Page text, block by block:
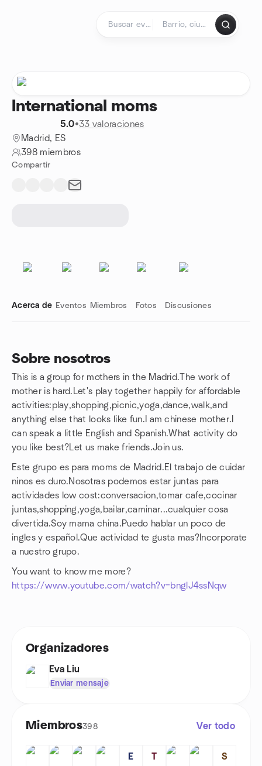
International moms
5.0•33 valoraciones
Madrid, ES
398 miembros
Compartir
Acerca de Eventos Miembros Fotos Discusiones
Sobre nosotros
This is a group for mothers in the Madrid.The work of
mother is hard.Let's play together happily for affordable
activities:play,shopping,picnic,yoga,dance,walk,and
anything else that looks like fun.I am chinese mother.I
can speak a little English and Spanish.What activity do
you like best?Let us make friends.Join us.
Este grupo es para moms de Madrid.El trabajo de cuidar
ninos es duro.Nosotras podemos estar juntas para
actividades low cost:conversacion,tomar cafe,cocinar
juntas,shopping,yoga,bailar,caminar...cualquier cosa
divertida.Soy mama china.Puedo hablar un poco de
ingles y español.Que actividad te gusta mas?Incorporate
a nuestro grupo.
You want to know me more?
https://www.youtube.com/watch?v=bnglJ4ssNqw
Enlaces de grupo
Organizadores
Eva Liu
Enviar mensaje
Miembros398 Ver todo
E T S